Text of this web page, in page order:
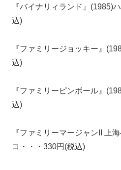
『バイナリィランド』(1985)
込)
『ファミリージョッキー』
込)
『ファミリーピンボール』
込)
『ファミリーマージャンII 上
コ・・・330円(税込)